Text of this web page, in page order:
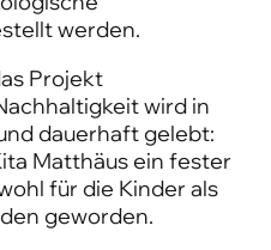
werden.
Projekt
wird in
dauerhaft gelebt:
Matthäus ein fester
für die Kinder als
geworden.